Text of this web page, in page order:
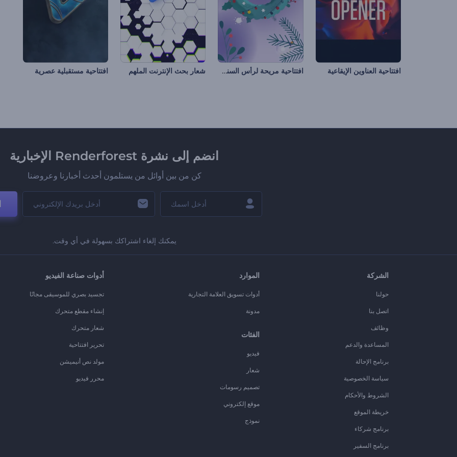
افتتاحية العناوين الإيقاعية افتتاحية مريحة لرأس السنة الجديدة شعار بحث الإنترنت الملهم افتتاحية مستقبلية عصرية
انضم إلى نشرة Renderforest الإخبارية
كن من بين أوائل من يستلمون أحدث أخبارنا وعروضنا
يمكنك إلغاء اشتراكك بسهولة في أي وقت.
الشركة
حولنا
اتصل بنا
وظائف
المساعدة والدعم
برنامج الإحالة
سياسة الخصوصية
الشروط والأحكام
خريطة الموقع
برنامج شركاء
برنامج السفير
الموارد
أدوات تسويق العلامة التجارية
مدونة
الفئات
فيديو
شعار
تصميم رسومات
موقع إلكتروني
نموذج
أدوات صناعة الفيديو
تجسيد بصري للموسيقى مجانًا
إنشاء مقطع متحرك
شعار متحرك
تحرير افتتاحية
مولد نص أنيميشن
محرر فيديو